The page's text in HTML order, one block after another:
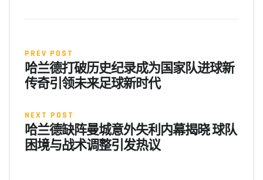
PREV POST
哈兰德打破历史纪录成为国家队进球新
传奇引领未来足球新时代
NEXT POST
哈兰德缺阵曼城意外失利内幕揭晓 球队
困境与战术调整引发热议